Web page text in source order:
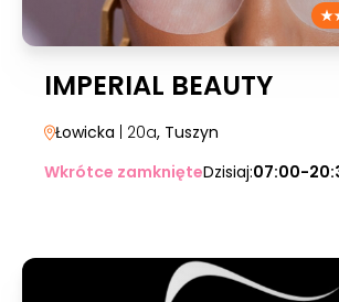
IMPERIAL BEAUTY
Łowicka | 20a, Tuszyn
Wkrótce zamknięteDzisiaj:07:00-